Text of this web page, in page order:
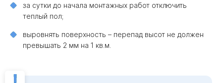
за сутки до начала монтажных работ отключить
теплый пол;
выровнять поверхность – перепад высот не должен
превышать 2 мм на 1 кв.м.